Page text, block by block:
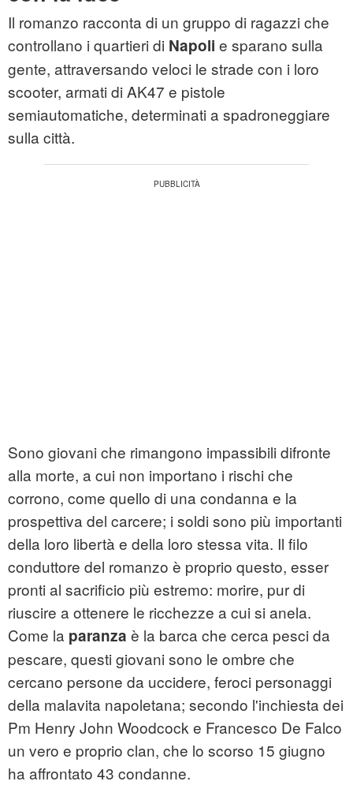
Il romanzo racconta di un gruppo di ragazzi che
controllano i quartieri di Napoli e sparano sulla
gente, attraversando veloci le strade con i loro
scooter, armati di AK47 e pistole
semiautomatiche, determinati a spadroneggiare
sulla città.
Sono giovani che rimangono impassibili difronte
alla morte, a cui non importano i rischi che
corrono, come quello di una condanna e la
prospettiva del carcere; i soldi sono più importanti
della loro libertà e della loro stessa vita. Il filo
conduttore del romanzo è proprio questo, esser
pronti al sacrificio più estremo: morire, pur di
riuscire a ottenere le ricchezze a cui si anela.
Come la paranza è la barca che cerca pesci da
pescare, questi giovani sono le ombre che
cercano persone da uccidere, feroci personaggi
della malavita napoletana; secondo l'inchiesta dei
Pm Henry John Woodcock e Francesco De Falco
un vero e proprio clan, che lo scorso 15 giugno
ha affrontato 43 condanne.